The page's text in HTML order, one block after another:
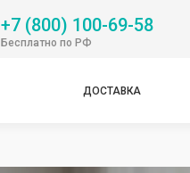
+7 (800) 100-69-58
Бесплатно по РФ
ДОСТАВКА